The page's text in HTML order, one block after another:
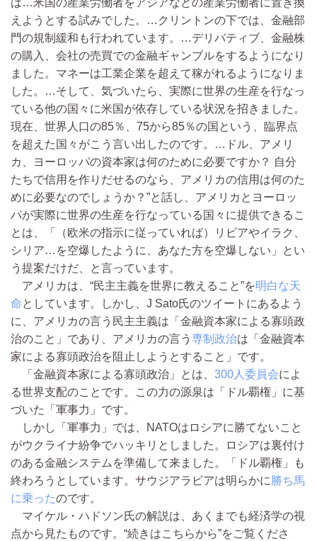
は…米国の産業労働者をアジアなどの産業労働者に置き換
えようとする試みでした。…クリントンの下では、金融部
門の規制緩和も行われています。…デリバティブ、金融株
の購入、会社の売買での金融ギャンブルをするようになり
ました。マネーは工業企業を超えて稼がれるようになりま
した。…そして、気づいたら、実際に世界の生産を行なっ
ている他の国々に米国が依存している状況を招きました。
現在、世界人口の85％、75から85％の国という、臨界点
を超えた国々がこう言い出したのです。…ドル、アメリ
カ、ヨーロッパの資本家は何のために必要ですか？ 自分
たちで信用を作りだせるのなら、アメリカの信用は何のた
めに必要なのでしょうか？”と話し、アメリカとヨーロッ
パが実際に世界の生産を行なっている国々に提供できるこ
とは、「（欧米の指示に従っていれば）リビアやイラク、
シリア…を空爆したように、あなた方を空爆しない」とい
う提案だけだ、と言っています。
アメリカは、“民主主義を世界に教えること”を明白な天
命としています。しかし、J Sato氏のツイートにあるよう
に、アメリカの言う民主主義は「金融資本家による寡頭政
治のこと」であり、アメリカの言う 専制政治は「金融資本
家による寡頭政治を阻止しようとすること」です。
「金融資本家による寡頭政治」とは、 300人委員会によ
る世界支配のことです。この力の源泉は「ドル覇権」に基
づいた「軍事力」です。
しかし「軍事力」では、NATOはロシアに勝てないこと
がウクライナ紛争でハッキリとしました。ロシアは裏付け
のある金融システムを準備して来ました。「ドル覇権」も
終わろうとしています。サウジアラビアは明らかに 勝ち馬
に乗ったのです。
マイケル・ハドソン氏の解説は、あくまでも経済学の視
点から見たものです。“続きはこちらから”をご覧くださ